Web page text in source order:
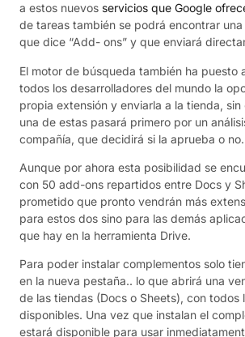
a estos nuevos servicios que Google
de tareas también se podrá encontrar
que dice “Add- ons” y que enviará
El motor de búsqueda también ha puesto
todos los desarrolladores del mundo la
propia extensión y enviarla a la tienda,
una de estas pasará primero por un
compañía, que decidirá si la aprueba o no.
Aunque por ahora esta posibilidad se
con 50 add-ons repartidos entre Docs y
prometido que pronto vendrán más
para estos dos sino para las demás
que hay en la herramienta Drive.
Para poder instalar complementos solo
en la nueva pestaña.. lo que abrirá una
de las tiendas (Docs o Sheets), con todos
disponibles. Una vez que instalan el
estará disponible para usar